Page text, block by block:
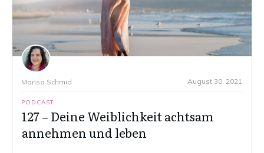
Marisa Schmid August 30, 2021
PODCAST
127 – Deine Weiblichkeit achtsam
annehmen und leben